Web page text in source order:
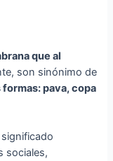
que al
son sinónimo de
pava, copa
sociales,